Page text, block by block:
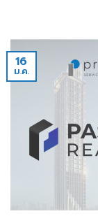
16
ม.ค.